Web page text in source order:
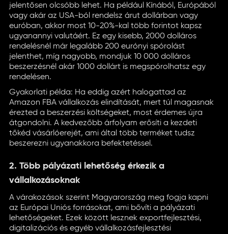
jelentősen olcsóbb lehet. Ha például Kínából, Európából
vagy akár az USA-ból rendelsz árut dollárban vagy
euróban, akkor most 10-20%-kal több forintot kapsz
ugyanannyi valutáért. Ez egy kisebb, 2000 dolláros
rendelésnél már legalább 200 eurónyi spórolást
jelenthet, míg nagyobb, mondjuk 10 000 dolláros
beszerzésnél akár 1000 dollárt is megspórolhatsz egy
rendelésen.
Gyakorlati példa: Ha eddig azért halogattad az
Amazon FBA vállalkozás elindítását, mert túl magasnak
érezted a beszerzési költségeket, most érdemes újra
átgondolni. A kedvezőbb árfolyam erősíti a kezdeti
tőkéd vásárlóerejét, ami által több terméket tudsz
beszerezni ugyanakkora befektetéssel.
2. Több pályázati lehetőség érkezik a
vállalkozásoknak
A várakozások szerint Magyarország meg fogja kapni
az Európai Uniós forrásokat, ami bővíti a pályázati
lehetőségeket. Ezek között lesznek exportfejlesztési,
digitalizációs és egyéb vállalkozásfejlesztési